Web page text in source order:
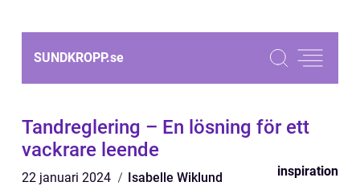
SUNDKROPP.se
Tandreglering – En lösning för ett
vackrare leende
22 januari 2024 Isabelle Wiklund inspiration